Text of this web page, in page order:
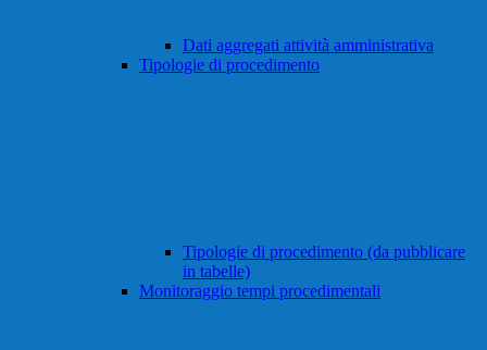
Dati aggregati attività amministrativa
Tipologie di procedimento
Tipologie di procedimento (da pubblicare
in tabelle)
Monitoraggio tempi procedimentali